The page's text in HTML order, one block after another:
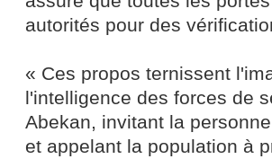
autorités pour des
« Ces propos ternissent
l'intelligence des forces de
Abekan, invitant la
et appelant la population à